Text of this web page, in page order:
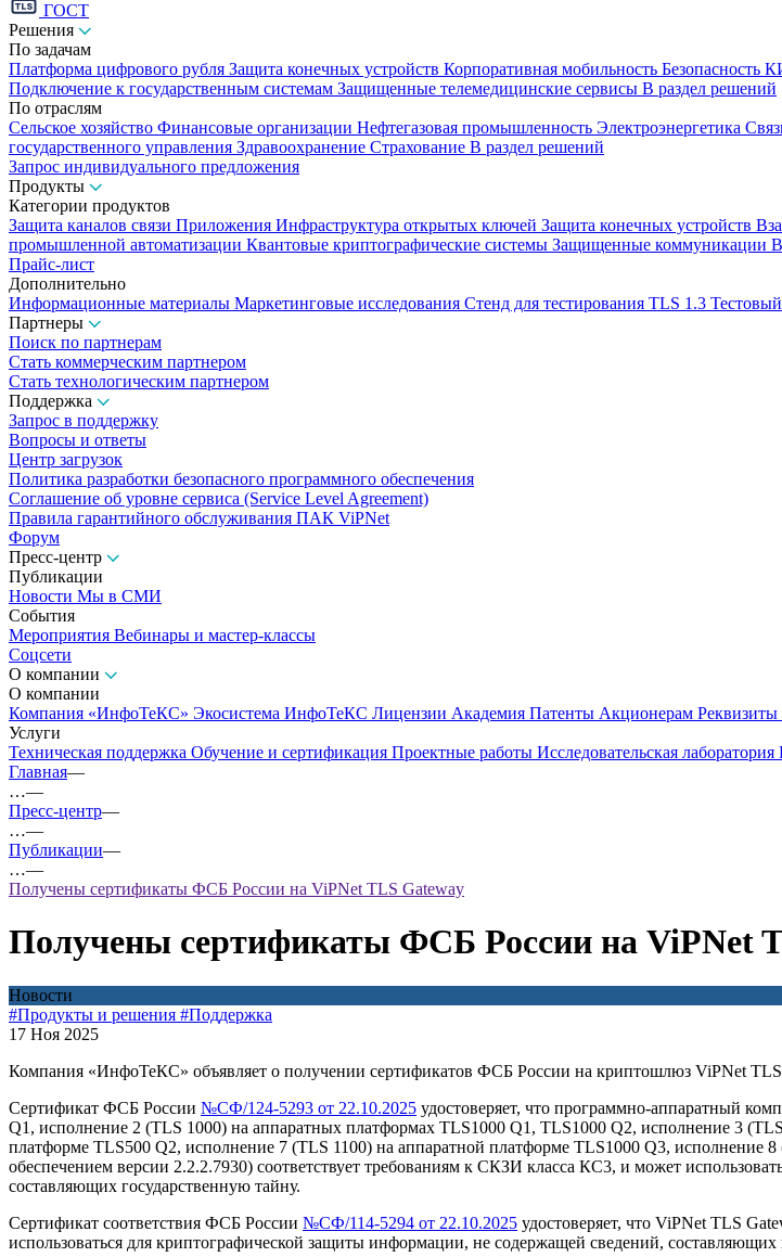
ГОСТ
Решения
По задачам
Платформа цифрового рубля Защита конечных устройств Корпоративная мобильность Безопасность
Подключение к государственным системам Защищенные телемедицинские сервисы В раздел решений
По отраслям
Сельское хозяйство Финансовые организации Нефтегазовая промышленность Электроэнергетика
государственного управления Здравоохранение Страхование В раздел решений
Запрос индивидуального предложения
Продукты
Категории продуктов
Защита каналов связи Приложения Инфраструктура открытых ключей Защита конечных устройств
промышленной автоматизации Квантовые криптографические системы Защищенные коммуникации
Прайс-лист
Дополнительно
Информационные материалы Маркетинговые исследования Стенд для тестирования TLS 1.3
Партнеры
Поиск по партнерам
Стать коммерческим партнером
Стать технологическим партнером
Поддержка
Запрос в поддержку
Вопросы и ответы
Центр загрузок
Политика разработки безопасного программного обеспечения
Соглашение об уровне сервиса (Service Level Agreement)
Правила гарантийного обслуживания ПАК ViPNet
Форум
Пресс-центр
Публикации
Новости Мы в СМИ
События
Мероприятия Вебинары и мастер-классы
Соцсети
О компании
О компании
Компания «ИнфоТеКС» Экосистема ИнфоТеКС Лицензии Академия Патенты Акционерам Реквизиты
Услуги
Техническая поддержка Обучение и сертификация Проектные работы Исследовательская лаборатория
Главная—
…—
Пресс-центр—
…—
Публикации—
…—
Получены сертификаты ФСБ России на ViPNet TLS Gateway
Получены сертификаты ФСБ России на ViPNet
Новости
#Продукты и решения #Поддержка
17 Ноя 2025
Компания «ИнфоТеКС» объявляет о получении сертификатов ФСБ России на криптошлюз ViPNet TLS
Сертификат ФСБ России №СФ/124-5293 от 22.10.2025 удостоверяет, что программно-аппаратный
Q1, исполнение 2 (TLS 1000) на аппаратных платформах TLS1000 Q1, TLS1000 Q2, исполнение 3
платформе TLS500 Q2, исполнение 7 (TLS 1100) на аппаратной платформе TLS1000 Q3,
обеспечением версии 2.2.2.7930) соответствует требованиям к СКЗИ класса КС3, и может
составляющих государственную тайну.
Сертификат соответствия ФСБ России №СФ/114-5294 от 22.10.2025 удостоверяет, что ViPNet TLS
использоваться для криптографической защиты информации, не содержащей сведений, составляющих